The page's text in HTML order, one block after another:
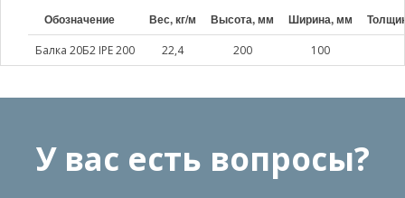
Обозначение Вес, кг/м Высота, мм Ширина, мм
Балка 20Б2 IPE 200 22,4 200 100
У вас есть вопросы?